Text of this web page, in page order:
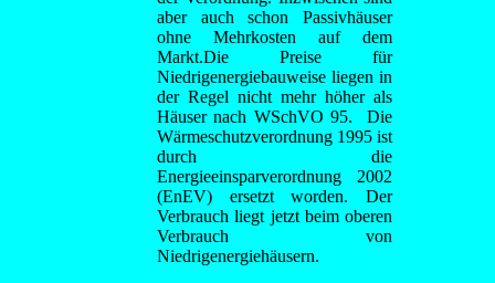
aber auch schon Passivhäuser
ohne Mehrkosten auf dem
Markt.Die Preise für
Niedrigenergiebauweise liegen in
der Regel nicht mehr höher als
Häuser nach WSchVO 95. Die
Wärmeschutzverordnung 1995 ist
durch die
Energieeinsparverordnung 2002
(EnEV) ersetzt worden. Der
Verbrauch liegt jetzt beim oberen
Verbrauch von
Niedrigenergiehäusern.